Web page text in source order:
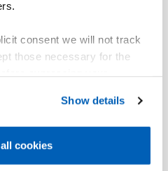
consent we will not track
those necessary for the
Gefran - Cookie
Show details
cookies
per l’utilizzo in interno
di ruotare liberamente la